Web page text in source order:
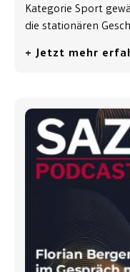
Kategorie Sport
die stationären
+ Jetzt mehr